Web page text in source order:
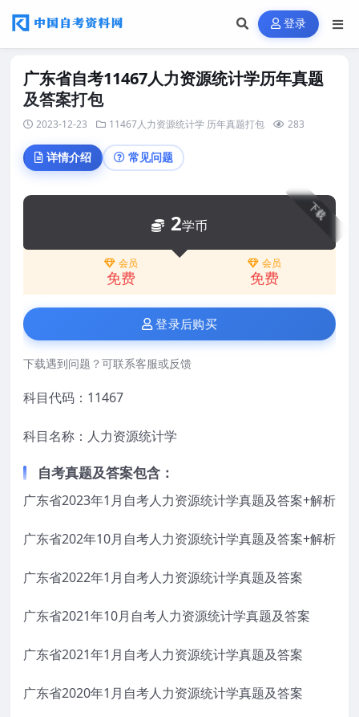
登录
广东省自考11467人力资源统计学历年真题
及答案打包
2023-12-23 11467人力资源统计学 历年真题打包 283
详情介绍 常见问题
下载
2学币
会员
免费
会员
免费
登录后购买
下载遇到问题？可联系客服或反馈
科目代码：11467
科目名称：人力资源统计学
自考真题及答案包含：
广东省2023年1月自考人力资源统计学真题及答案+解析
广东省202年10月自考人力资源统计学真题及答案+解析
广东省2022年1月自考人力资源统计学真题及答案
广东省2021年10月自考人力资源统计学真题及答案
广东省2021年1月自考人力资源统计学真题及答案
广东省2020年1月自考人力资源统计学真题及答案